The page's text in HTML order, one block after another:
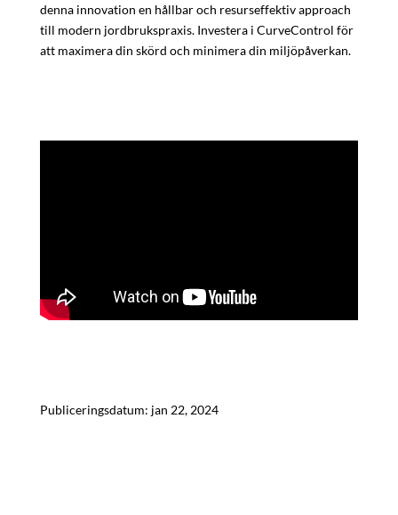
denna innovation en hållbar och resurseffektiv approach
till modern jordbrukspraxis. Investera i CurveControl för
att maximera din skörd och minimera din miljöpåverkan.
Publiceringsdatum: jan 22, 2024